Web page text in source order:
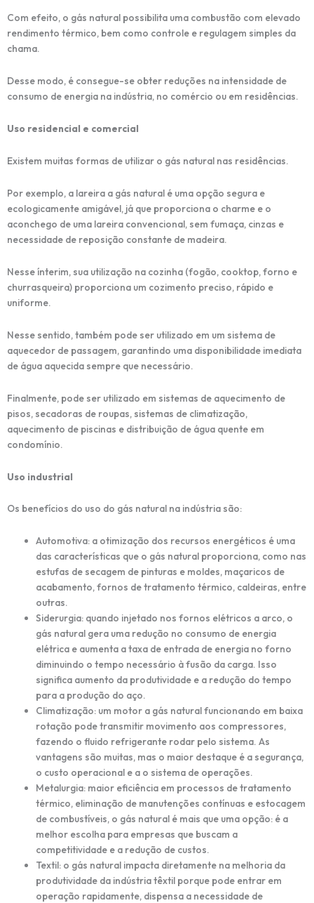
Com efeito, o gás natural possibilita uma combustão com elevado
rendimento térmico, bem como controle e regulagem simples da
chama.
Desse modo, é consegue-se obter reduções na intensidade de
consumo de energia na indústria, no comércio ou em residências.
Uso residencial e comercial
Existem muitas formas de utilizar o gás natural nas residências.
Por exemplo, a lareira a gás natural é uma opção segura e
ecologicamente amigável, já que proporciona o charme e o
aconchego de uma lareira convencional, sem fumaça, cinzas e
necessidade de reposição constante de madeira.
Nesse ínterim, sua utilização na cozinha (fogão, cooktop, forno e
churrasqueira) proporciona um cozimento preciso, rápido e
uniforme.
Nesse sentido, também pode ser utilizado em um sistema de
aquecedor de passagem, garantindo uma disponibilidade imediata
de água aquecida sempre que necessário.
Finalmente, pode ser utilizado em sistemas de aquecimento de
pisos, secadoras de roupas, sistemas de climatização,
aquecimento de piscinas e distribuição de água quente em
condomínio.
Uso industrial
Os benefícios do uso do gás natural na indústria são:
Automotiva: a otimização dos recursos energéticos é uma
das características que o gás natural proporciona, como nas
estufas de secagem de pinturas e moldes, maçaricos de
acabamento, fornos de tratamento térmico, caldeiras, entre
outras.
Siderurgia: quando injetado nos fornos elétricos a arco, o
gás natural gera uma redução no consumo de energia
elétrica e aumenta a taxa de entrada de energia no forno
diminuindo o tempo necessário à fusão da carga. Isso
significa aumento da produtividade e a redução do tempo
para a produção do aço.
Climatização: um motor a gás natural funcionando em baixa
rotação pode transmitir movimento aos compressores,
fazendo o fluido refrigerante rodar pelo sistema. As
vantagens são muitas, mas o maior destaque é a segurança,
o custo operacional e a o sistema de operações.
Metalurgia: maior eficiência em processos de tratamento
térmico, eliminação de manutenções contínuas e estocagem
de combustíveis, o gás natural é mais que uma opção: é a
melhor escolha para empresas que buscam a
competitividade e a redução de custos.
Textil: o gás natural impacta diretamente na melhoria da
produtividade da indústria têxtil porque pode entrar em
operação rapidamente, dispensa a necessidade de